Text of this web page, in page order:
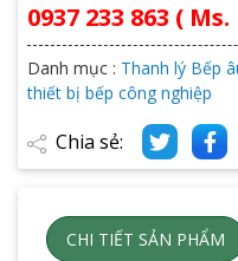
0937 233 863 (
Danh mục : Thanh lý Bếp
thiết bị bếp công nghiệp
Chia sẻ:
CHI TIẾT SẢN PHẨM